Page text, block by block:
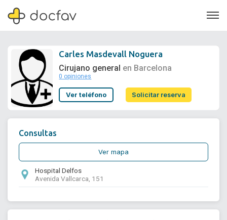
Soporte
Carles Masdevall Noguera
Cirujano general en Barcelona
0 opiniones
Ver teléfono Solicitar reserva
Consultas
Ver mapa
Hospital Delfos
Avenida Vallcarca, 151